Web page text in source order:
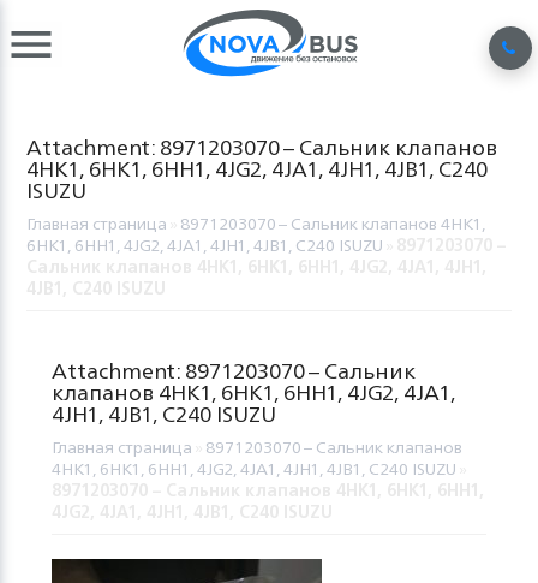
Attachment: 8971203070 – Сальник клапанов
4HK1, 6HK1, 6HH1, 4JG2, 4JA1, 4JH1, 4JB1, C240
ISUZU
Главная страница 8971203070 – Сальник клапанов 4HK1,
6HK1, 6HH1, 4JG2, 4JA1, 4JH1, 4JB1, C240 ISUZU
Attachment: 8971203070 – Сальник
клапанов 4HK1, 6HK1, 6HH1, 4JG2, 4JA1,
4JH1, 4JB1, C240 ISUZU
Главная страница 8971203070 – Сальник клапанов
4HK1, 6HK1, 6HH1, 4JG2, 4JA1, 4JH1, 4JB1, C240 ISUZU